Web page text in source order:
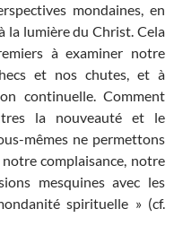
mondaines, en
la lumière du Christ. Cela
à examiner notre
et nos chutes, et à
continuelle. Comment
la nouveauté et le
mêmes ne permettons
complaisance, notre
mesquines avec les
spirituelle » (cf.